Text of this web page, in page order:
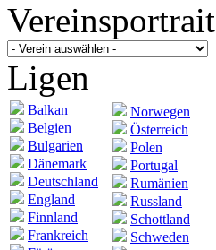
Vereinsportrait
Ligen
Balkan
Belgien
Bulgarien
Dänemark
Deutschland
England
Finnland
Frankreich
Norwegen
Österreich
Polen
Portugal
Rumänien
Russland
Schottland
Schweden